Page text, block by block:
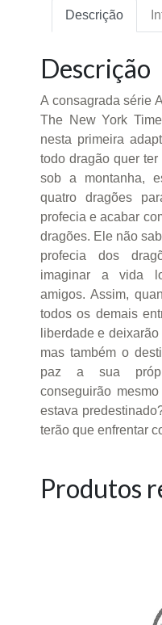
Descrição
Descrição
A consagrada série
The New York
nesta primeira
todo dragão quer
sob a montanha,
quatro dragões
profecia e acabar
dragões. Ele não
profecia dos
imaginar a vida
amigos. Assim,
todos os demais
liberdade e
mas também o
paz a sua
conseguirão
estava
terão que enfrentar
Produtos